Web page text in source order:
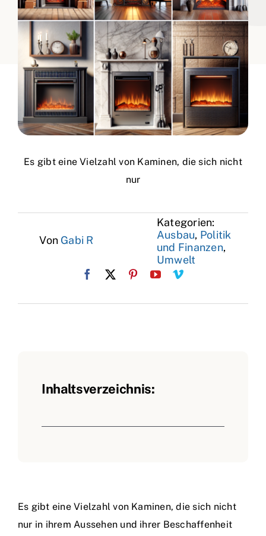
Es gibt eine Vielzahl von Kaminen, die sich nicht
nur
Von Gabi R
Kategorien:
Ausbau, Politik
und Finanzen,
Umwelt
Inhaltsverzeichnis:
Es gibt eine Vielzahl von Kaminen, die sich nicht
nur in ihrem Aussehen und ihrer Beschaffenheit